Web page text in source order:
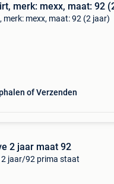
merk: mexx, maat: 92
merk: mexx, maat: 92 (2 jaar)
of Verzenden
2 jaar maat 92
2 jaar/92 prima staat